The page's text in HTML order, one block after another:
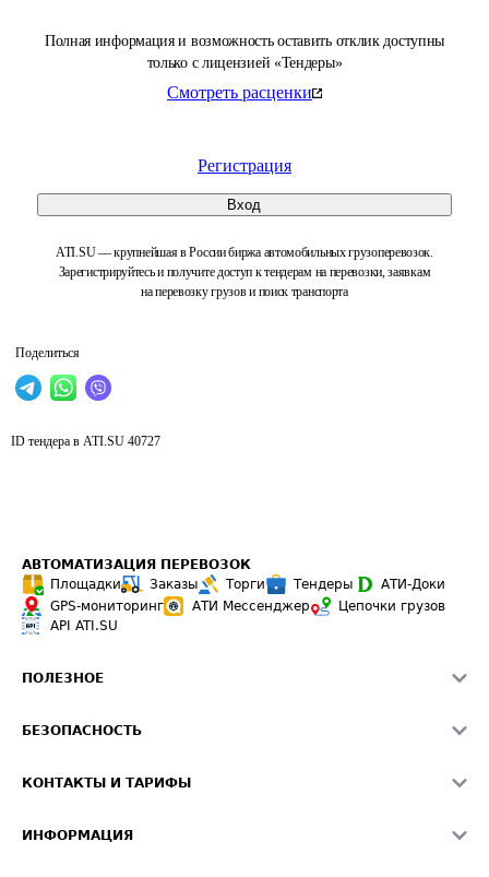
Полная информация и возможность оставить отклик доступны
только с лицензией «Тендеры»
Смотреть расценки
Регистрация
Вход
ATI.SU — крупнейшая в России биржа автомобильных грузоперевозок.
Зарегистрируйтесь и получите доступ к тендерам на перевозки, заявкам
на перевозку грузов и поиск транспорта
Поделиться
ID тендера в ATI.SU 40727
АВТОМАТИЗАЦИЯ ПЕРЕВОЗОК
Площадки
Заказы Торги Тендеры
АТИ-Доки
GPS-мониторинг
АТИ Мессенджер
Цепочки грузов
API ATI.SU
ПОЛЕЗНОЕ
Звезды ATI.SU на вашем сайте
Средние ставки
БЕЗОПАСНОСТЬ
Светофор+
КОНТАКТЫ И ТАРИФЫ
ИНФОРМАЦИЯ